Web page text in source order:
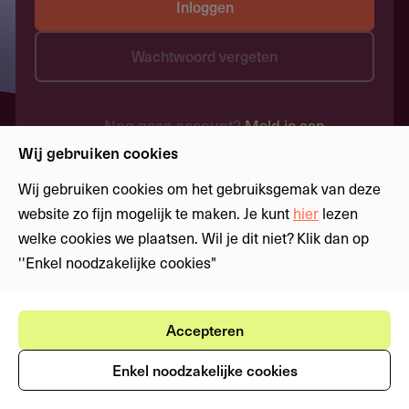
Inloggen
Wachtwoord vergeten
Nog geen account?Meld je aan
Wij gebruiken cookies
Wij gebruiken cookies om het gebruiksgemak van deze
website zo fijn mogelijk te maken. Je kunt hier lezen
welke cookies we plaatsen. Wil je dit niet? Klik dan op
''Enkel noodzakelijke cookies"
Accepteren
Enkel noodzakelijke cookies